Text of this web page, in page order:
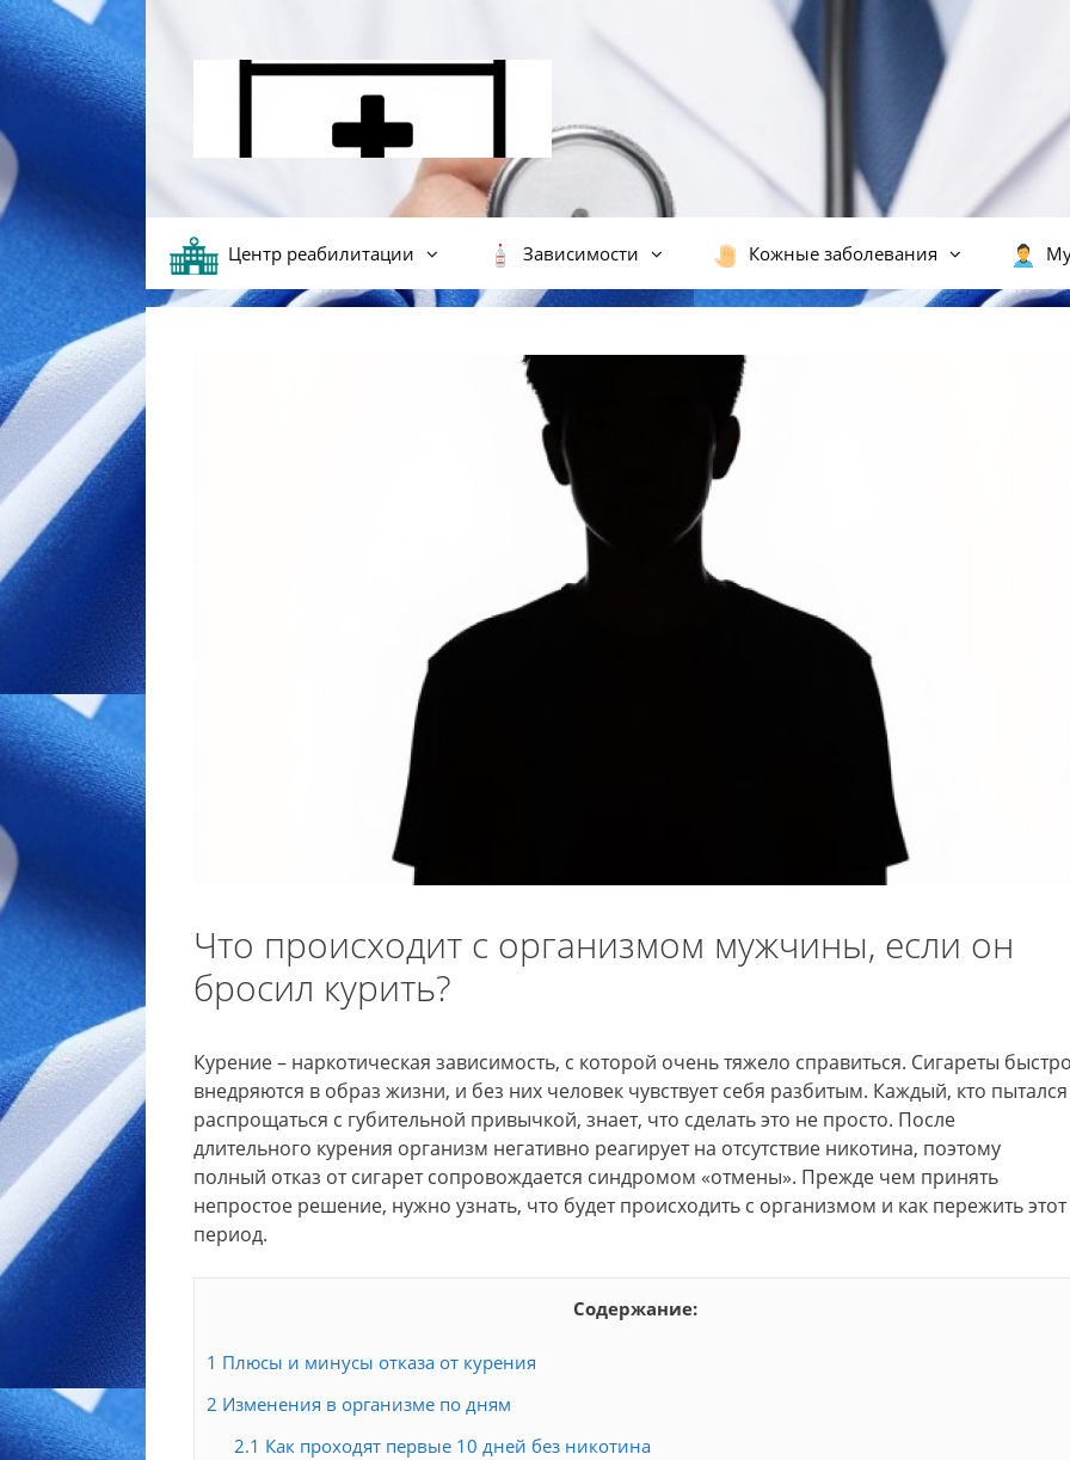
Перейти к содержимому
Центр реабилитации Зависимости Кожные заболевания
Что происходит с организмом мужчины, если он
бросил курить?
Курение – наркотическая зависимость, с которой очень тяжело справиться. Сигареты
внедряются в образ жизни, и без них человек чувствует себя разбитым. Каждый, кто пытался
распрощаться с губительной привычкой, знает, что сделать это не просто. После
длительного курения организм негативно реагирует на отсутствие никотина, поэтому
полный отказ от сигарет сопровождается синдромом «отмены». Прежде чем принять
непростое решение, нужно узнать, что будет происходить с организмом и как пережить этот
период.
Содержание:
1 Плюсы и минусы отказа от курения
2 Изменения в организме по дням
2.1 Как проходят первые 10 дней без никотина